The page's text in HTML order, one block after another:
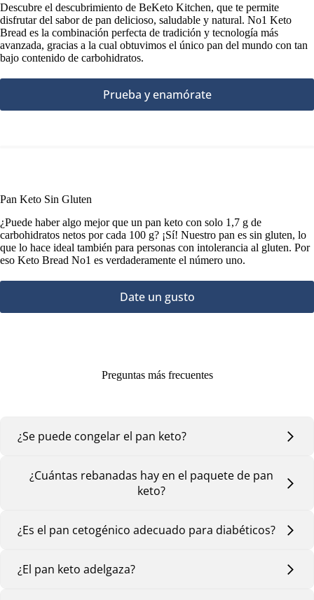
Descubre el descubrimiento de BeKeto Kitchen, que te permite
disfrutar del sabor de pan delicioso, saludable y natural. No1 Keto
Bread es la combinación perfecta de tradición y tecnología más
avanzada, gracias a la cual obtuvimos el único pan del mundo con tan
bajo contenido de carbohidratos.
Prueba y enamórate
Pan Keto Sin Gluten
¿Puede haber algo mejor que un pan keto con solo 1,7 g de
carbohidratos netos por cada 100 g? ¡Sí! Nuestro pan es sin gluten, lo
que lo hace ideal también para personas con intolerancia al gluten. Por
eso Keto Bread No1 es verdaderamente el número uno.
Date un gusto
Preguntas más frecuentes
¿Se puede congelar el pan keto?
¿Cuántas rebanadas hay en el paquete de pan
keto?
¿Es el pan cetogénico adecuado para diabéticos?
¿El pan keto adelgaza?